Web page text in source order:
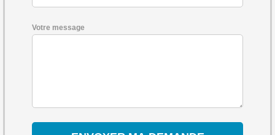
Votre message